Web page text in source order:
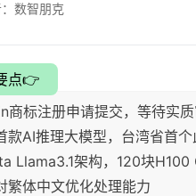
数智朋克
点👉
商标注册申请提交，等待实
款AI推理大模型，台湾省首
Llama3.1架构，120块H100
繁体中文优化处理能力